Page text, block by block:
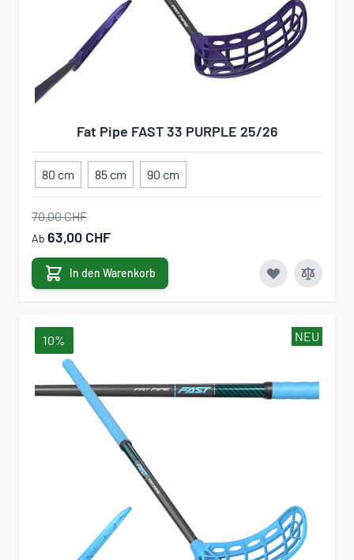
Fat Pipe FAST 33 PURPLE 25/26
80 cm 85 cm 90 cm
70,00 CHF
Ab 63,00 CHF
In den Warenkorb
NEU
10%